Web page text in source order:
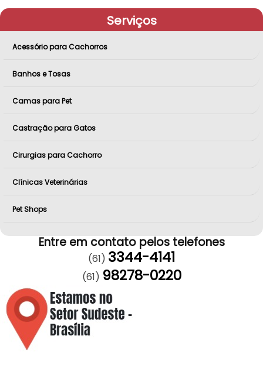
Serviços
Acessório para Cachorros
Banhos e Tosas
Camas para Pet
Castração para Gatos
Cirurgias para Cachorro
Clínicas Veterinárias
Pet Shops
Entre em contato pelos telefones
(61) 3344-4141
(61) 98278-0220